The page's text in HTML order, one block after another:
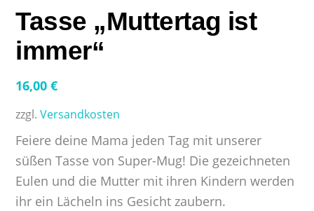
Tasse „Muttertag ist
immer“
16,00€
zzgl.Versandkosten
Feiere deine Mama jeden Tag mit unserer
süßen Tasse von Super-Mug! Die gezeichneten
Eulen und die Mutter mit ihren Kindern werden
ihr ein Lächeln ins Gesicht zaubern.